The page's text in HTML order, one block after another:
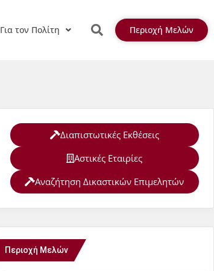
Για τον Πολίτη Περιοχή Μελών
Διαπιστωτικές Εκθέσεις
Αστικές Εταιρίες
Αναζήτηση Δικαστικών Επιμελητών
Περιοχή Μελών